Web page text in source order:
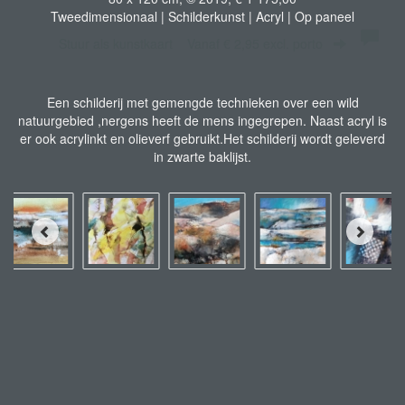
Tweedimensionaal | Schilderkunst | Acryl | Op paneel
Een schilderij met gemengde technieken over een wild
natuurgebied ,nergens heeft de mens ingegrepen. Naast acryl is
er ook acrylinkt en olieverf gebruikt.Het schilderij wordt geleverd
in zwarte baklijst.